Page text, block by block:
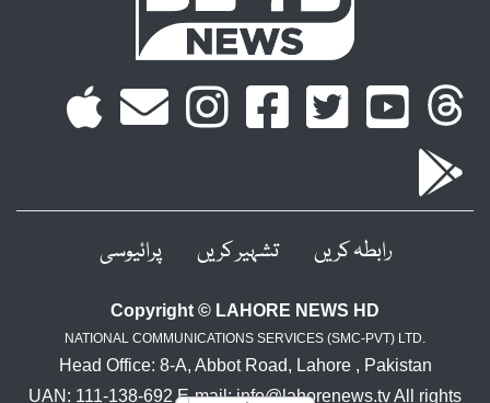
رابطہ کریں تشہیر کریں پرائیوسی
Copyright © LAHORE NEWS HD
NATIONAL COMMUNICATIONS SERVICES (SMC-PVT) LTD.
Head Office: 8-A, Abbot Road, Lahore , Pakistan
UAN: 111-138-692 E-mail: info@lahorenews.tv All rights